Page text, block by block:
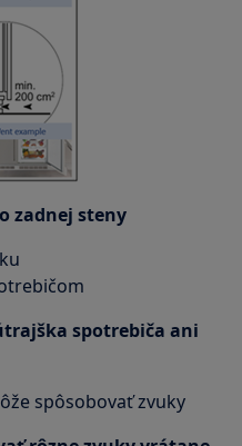
zadnej steny
spotrebiča ani
spôsobovať zvuky